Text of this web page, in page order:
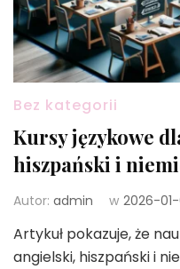
Bez kategorii
Kursy językowe
hiszpański i
Autor: admin w 2026-
Artykuł pokazuje, że
angielski, hiszpański i